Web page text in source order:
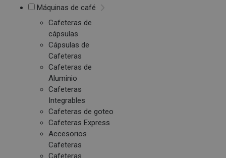
Máquinas de café
Cafeteras de
cápsulas
Cápsulas de
Cafeteras
Cafeteras de
Aluminio
Cafeteras
Integrables
Cafeteras de goteo
Cafeteras Express
Accesorios
Cafeteras
Cafeteras